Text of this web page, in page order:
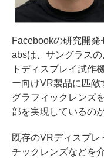
Facebookの研究開
absは、サングラス
トディスプレイ試作
ー向けVR製品に匹敵
グラフィックレンズ
部を実現しているのが
既存のVRディスプ
チックレンズなどを